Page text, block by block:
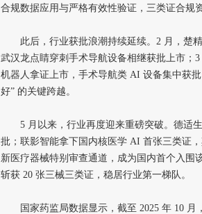
合规数据应用与严格有效性验证，三类证合规
此后，行业获批浪潮持续延续。2 月，楚精
武汉龙点睛穿刺手术导航设备相继获批上市；
机器人拿证上市，手术导航类 AI 设备集中获
好” 的关键跨越。
5 月以来，行业再度迎来重磅突破。德适生
批；联影智能拿下国内核医学 AI 首张三类证
新医疗器械特别审查通道，成为国内首个入围
斩获 20 张三械三类证，稳居行业第一梯队。
国家药监局数据显示，截至 2025 年 10 月